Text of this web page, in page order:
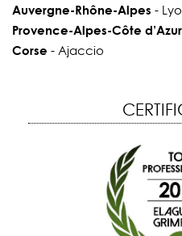
Auvergne-Rhône-Alpes -
Provence-Alpes-Côte d’Azur
Corse - Ajaccio